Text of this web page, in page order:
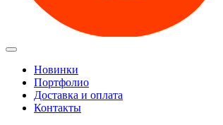
Новинки
Портфолио
Доставка и оплата
Контакты